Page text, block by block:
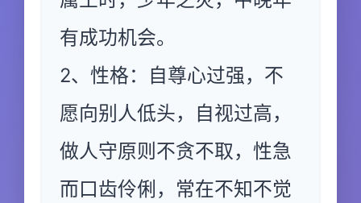
有成功机会。
2、性格：自尊心过强，不
愿向别人低头，自视过高，
做人守原则不贪不取，性急
而口齿伶俐，常在不知不觉